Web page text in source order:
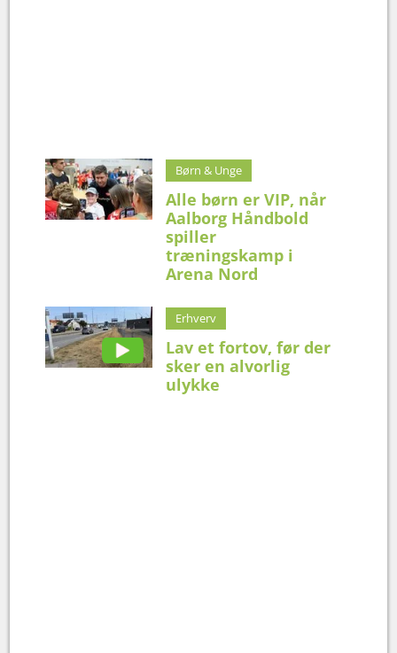
Børn & Unge
Alle børn er VIP, når
Aalborg Håndbold
spiller
træningskamp i
Arena Nord
Erhverv
Lav et fortov, før der
sker en alvorlig
ulykke